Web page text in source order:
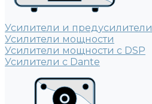
Усилители и предусилители
Усилители мощности
Усилители мощности с DSP
Усилители с Dante